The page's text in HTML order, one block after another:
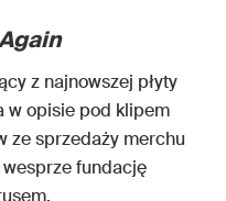
z najnowszej płyty
w opisie pod klipem
ze sprzedaży merchu
fundację